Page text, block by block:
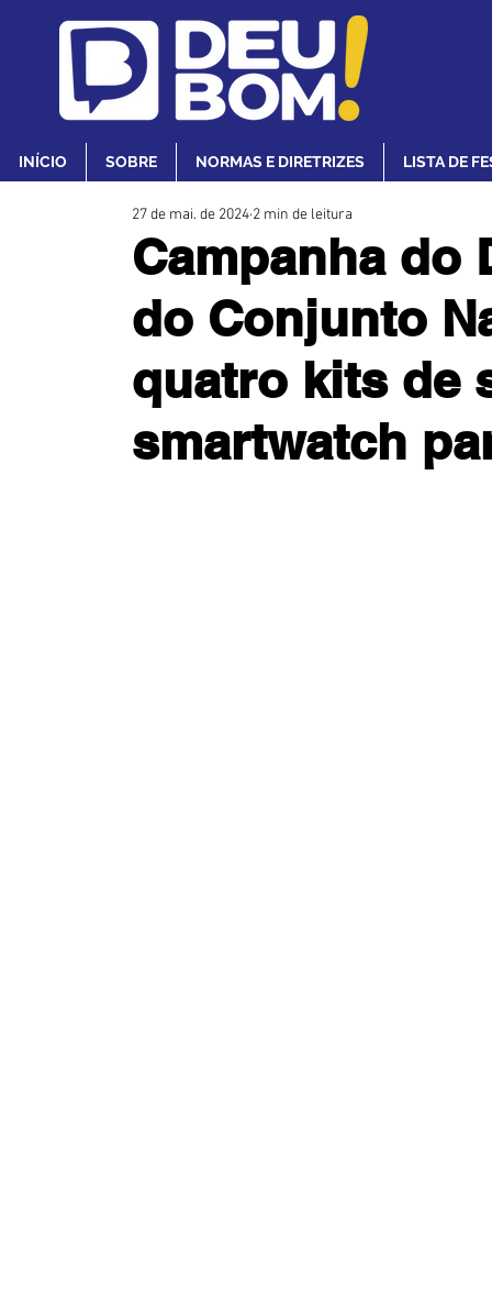
INÍCIO SOBRE NORMAS E DIRETRIZES LISTA DE
Campanha do
do Conjunto
quatro kits de
smartwatch
27 de mai. de 2024 2 min de leitura